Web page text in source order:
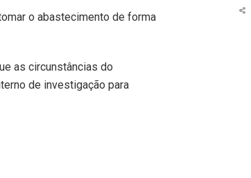
o abastecimento de forma
as circunstâncias do
de investigação para